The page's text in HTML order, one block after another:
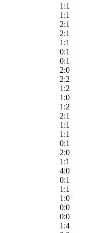
1:1
1:1
2:1
2:1
1:1
0:1
0:1
2:0
2:2
1:2
1:0
1:2
2:1
1:1
1:1
0:1
2:0
1:1
4:0
0:1
1:1
1:0
0:0
0:0
1:4